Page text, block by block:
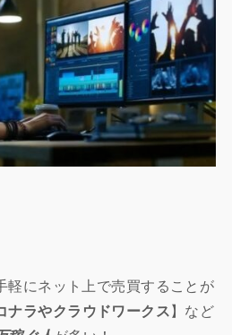
軽にネット上で売買することが
ナラやクラウドワークス】など